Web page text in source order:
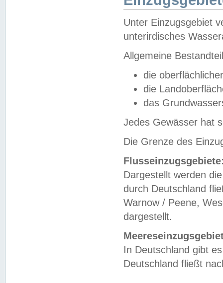
Unter Einzugsgebiet
unterirdisches
Allgemeine
die
die
das
Jedes Gewässer hat
Die Grenze des
Dargestellt werden
durch Deutschland
Warnow / Peene,
dargestellt.
In Deutschland gibt
Deutschland fließt